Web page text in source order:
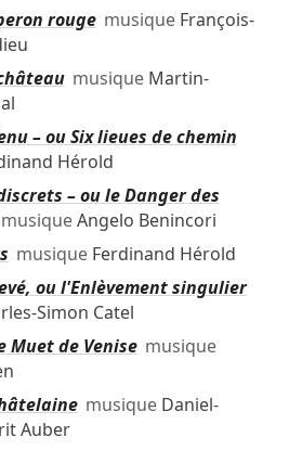
rougemusique François-
musique Martin-
– ou Six lieues de chemin
Hérold
– ou le Danger des
musiqueAngelo Benincori
musique Ferdinand Hérold
ou l'Enlèvement singulier
Simon Catel
Muet de Venisemusique
musique Daniel-
Auber